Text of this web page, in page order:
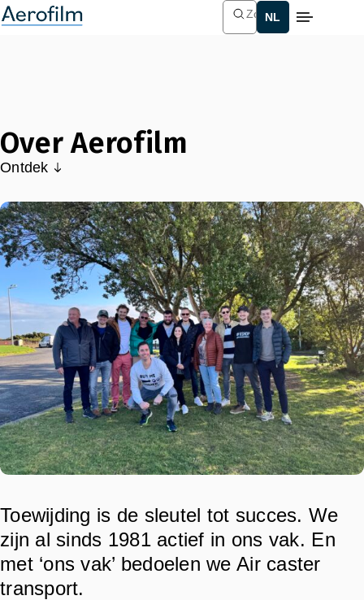
Over Aerofilm
Ontdek
Toewijding is de sleutel tot succes. We
zijn al sinds 1981 actief in ons vak. En
met ‘ons vak’ bedoelen we Air caster
transport.